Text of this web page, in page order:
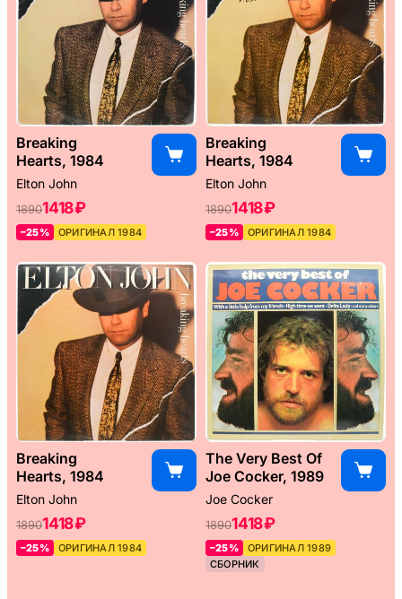
Breaking
Hearts, 1984
Elton John
18901418 ₽
–25% ОРИГИНАЛ 1984
Breaking
Hearts, 1984
Elton John
18901418 ₽
–25% ОРИГИНАЛ 1984
Breaking
Hearts, 1984
Elton John
18901418 ₽
–25% ОРИГИНАЛ 1984
The Very Best Of
Joe Cocker, 1989
Joe Cocker
18901418 ₽
–25%
ОРИГИНАЛ 1989
СБОРНИК